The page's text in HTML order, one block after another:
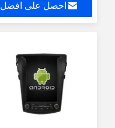
للسياراتاحصل على افضل